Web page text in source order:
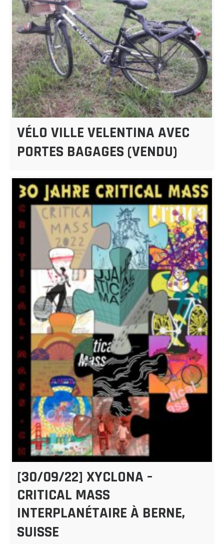
VÉLO VILLE VELENTINA AVEC
PORTES BAGAGES (VENDU)
[30/09/22] XYCLONA –
CRITICAL MASS
INTERPLANÉTAIRE À BERNE,
SUISSE